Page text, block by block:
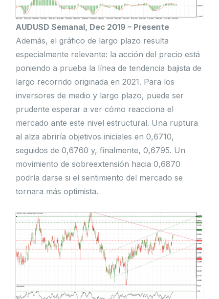
AUDUSD Semanal, Dec 2019 – Presente
Además, el gráfico de largo plazo resulta
especialmente relevante: la acción del precio está
poniendo a prueba la línea de tendencia bajista de
largo recorrido originada en 2021. Para los
inversores de medio y largo plazo, puede ser
prudente esperar a ver cómo reacciona el
mercado ante este nivel estructural. Una ruptura
al alza abriría objetivos iniciales en 0,6710,
seguidos de 0,6760 y, finalmente, 0,6795. Un
movimiento de sobreextensión hacia 0,6870
podría darse si el sentimiento del mercado se
tornara más optimista.